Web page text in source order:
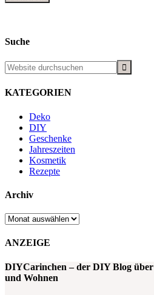
Suche
KATEGORIEN
Deko
DIY
Geschenke
Jahreszeiten
Kosmetik
Rezepte
Archiv
Archiv
ANZEIGE
DIYCarinchen – der DIY Blog über
und Wohnen